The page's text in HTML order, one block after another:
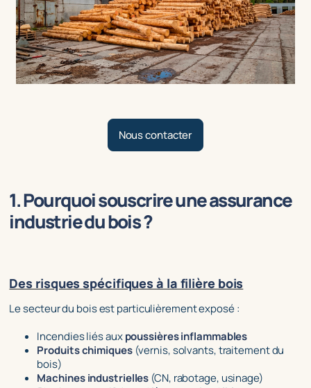
Nous contacter
1. Pourquoi souscrire une assurance
industrie du bois ?
Des risques spécifiques à la filière bois
Le secteur du bois est particulièrement exposé :
Incendies liés auxpoussières inflammables
Produits chimiques (vernis, solvants, traitement du
bois)
Machines industrielles (CN, rabotage, usinage)